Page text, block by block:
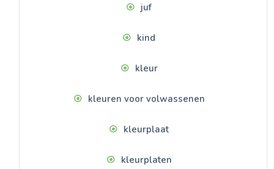
juf
kind
kleur
kleuren voor volwassenen
kleurplaat
kleurplaten